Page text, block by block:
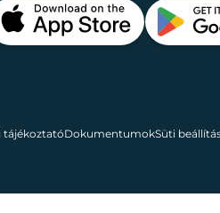
tájékoztatóDokumentumokSüti